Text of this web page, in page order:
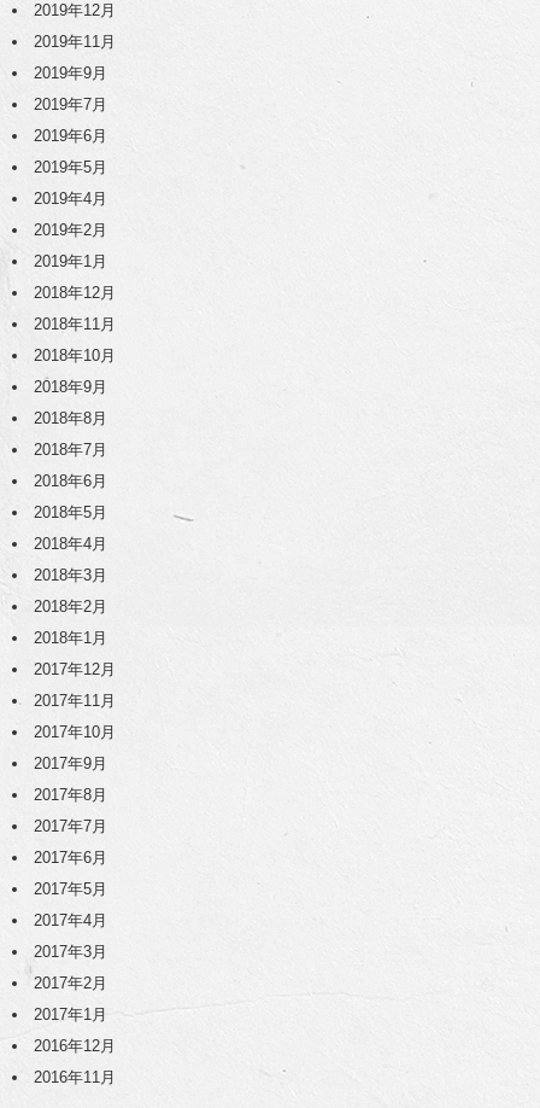
2019年12月
2019年11月
2019年9月
2019年7月
2019年6月
2019年5月
2019年4月
2019年2月
2019年1月
2018年12月
2018年11月
2018年10月
2018年9月
2018年8月
2018年7月
2018年6月
2018年5月
2018年4月
2018年3月
2018年2月
2018年1月
2017年12月
2017年11月
2017年10月
2017年9月
2017年8月
2017年7月
2017年6月
2017年5月
2017年4月
2017年3月
2017年2月
2017年1月
2016年12月
2016年11月